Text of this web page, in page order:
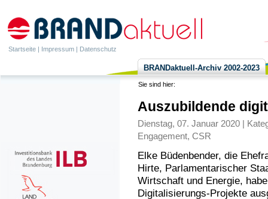
Startseite | Impressum | Datenschutz
BRANDaktuell-Archiv 2002-2023
Sie sind hier:
Auszubildende
Dienstag, 07. Januar 2020 |
Engagement, CSR
Elke Büdenbender, die
Hirte, Parlamentarischer
Wirtschaft und Energie,
Digitalisierungs-Projekte